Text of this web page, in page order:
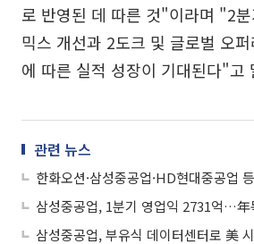
로 반영된 데 따른 것"이라며 "2
믹스 개선과 2도크 및 글로벌 오
에 따른 실적 성장이 기대된다"고
관련 뉴스
한화오션·삼성중공업·HD현대중공업 등
삼성중공업, 1분기 영업익 2731억…